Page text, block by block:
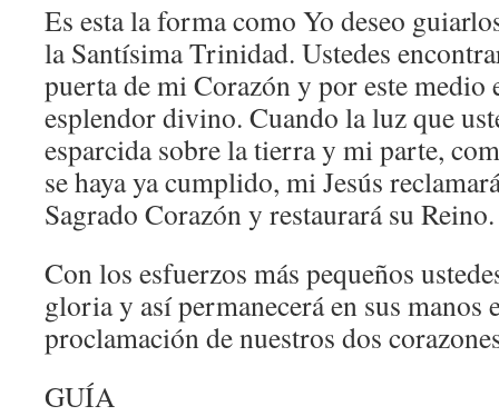
Es esta la forma como Yo deseo
la Santísima Trinidad. Ustedes
puerta de mi Corazón y por este medio
esplendor divino. Cuando la luz que
esparcida sobre la tierra y mi parte,
se haya ya cumplido, mi Jesús
Sagrado Corazón y restaurará su Reino.
Con los esfuerzos más pequeños
gloria y así permanecerá en sus
proclamación de nuestros dos
GUÍA